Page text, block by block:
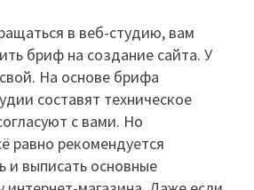
в веб-студию, вам
бриф на создание сайта. У
На основе брифа
составят техническое
с вами. Но
равно рекомендуется
и выписать основные